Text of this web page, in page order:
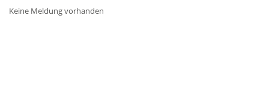
Keine Meldung vorhanden